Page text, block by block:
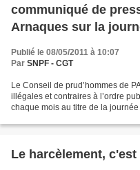
communiqué de
Arnaques sur la
Publié le 08/05/2011 à 10:07
Par SNPF - CGT
Le Conseil de prud’hommes de
illégales et contraires à l’ordre
chaque mois au titre de la
Le harcèlement,